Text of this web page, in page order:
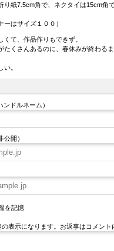
り紙7.5cm角で、ネクタイは15cm角
ーはサイズ１００）
くて、作品作りもできず。
たくさんあるのに、春休みが終わる
い。
ンドルネーム）
公開）
を記憶
表示になります。お返事はコメント